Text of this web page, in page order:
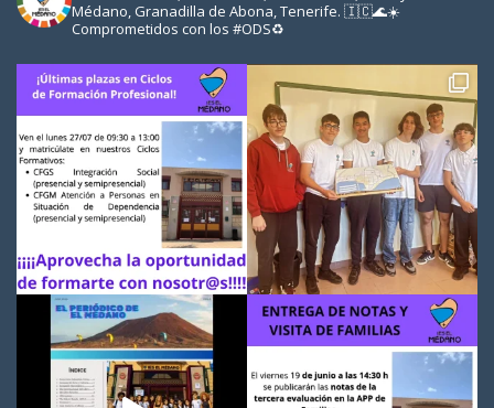
Médano, Granadilla de Abona, Tenerife. 🇮🇨🌊☀️
Comprometidos con los #ODS♻️